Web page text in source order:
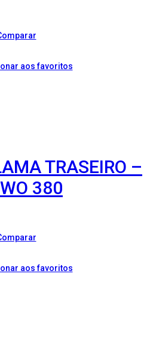
aos favoritos
TRASEIRO –
380
aos favoritos